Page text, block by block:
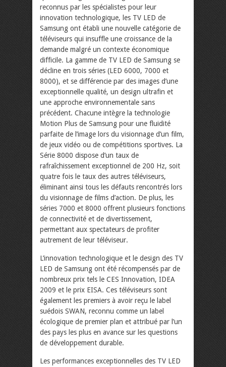
reconnus par les spécialistes pour leur
innovation technologique, les TV LED de
Samsung ont établi une nouvelle catégorie de
téléviseurs qui insuffle une croissance de la
demande malgré un contexte économique
difficile. La gamme de TV LED de Samsung se
décline en trois séries (LED 6000, 7000 et
8000), et se différencie par des images d’une
exceptionnelle qualité, un design ultrafin et
une approche environnementale sans
précédent. Chacune intègre la technologie
Motion Plus de Samsung pour une fluidité
parfaite de l’image lors du visionnage d’un film,
de jeux vidéo ou de compétitions sportives. La
Série 8000 dispose d’un taux de
rafraîchissement exceptionnel de 200 Hz, soit
quatre fois le taux des autres téléviseurs,
éliminant ainsi tous les défauts rencontrés lors
du visionnage de films d’action. De plus, les
séries 7000 et 8000 offrent plusieurs fonctions
de connectivité et de divertissement,
permettant aux spectateurs de profiter
autrement de leur téléviseur.
L’innovation technologique et le design des TV
LED de Samsung ont été récompensés par de
nombreux prix tels le CES Innovation, IDEA
2009 et le prix EISA. Ces téléviseurs sont
également les premiers à avoir reçu le label
suédois SWAN, reconnu comme un label
écologique de premier plan et attribué par l’un
des pays les plus en avance sur les questions
de développement durable.
Les performances exceptionnelles des TV LED